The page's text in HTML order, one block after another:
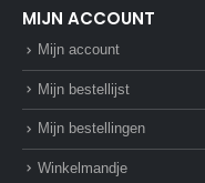
MIJN ACCOUNT
Mijn account
Mijn bestellijst
Mijn bestellingen
Winkelmandje